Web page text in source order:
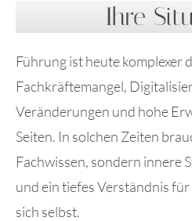
Ihre
Führung ist heute komplexer
Fachkräftemangel,
Veränderungen und hohe
Seiten. In solchen Zeiten
Fachwissen, sondern innere
und ein tiefes Verständnis
sich selbst.